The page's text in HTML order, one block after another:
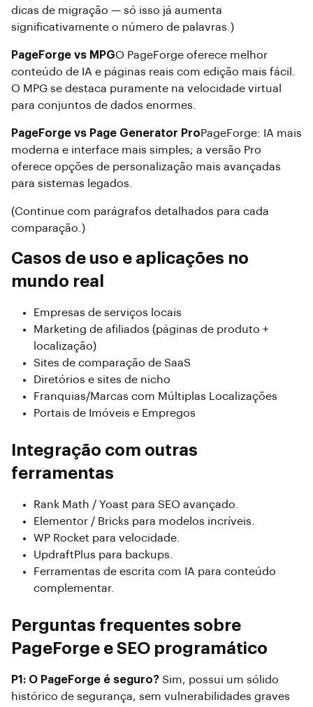
dicas de migração — só isso já aumenta
significativamente o número de palavras.)
PageForge vs MPGO PageForge oferece melhor
conteúdo de IA e páginas reais com edição mais fácil.
O MPG se destaca puramente na velocidade virtual
para conjuntos de dados enormes.
PageForge vs Page Generator ProPageForge: IA mais
moderna e interface mais simples; a versão Pro
oferece opções de personalização mais avançadas
para sistemas legados.
(Continue com parágrafos detalhados para cada
comparação.)
Casos de uso e aplicações no
mundo real
Empresas de serviços locais
Marketing de afiliados (páginas de produto +
localização)
Sites de comparação de SaaS
Diretórios e sites de nicho
Franquias/Marcas com Múltiplas Localizações
Portais de Imóveis e Empregos
Integração com outras
ferramentas
Rank Math / Yoast para SEO avançado.
Elementor / Bricks para modelos incríveis.
WP Rocket para velocidade.
UpdraftPlus para backups.
Ferramentas de escrita com IA para conteúdo
complementar.
Perguntas frequentes sobre
PageForge e SEO programático
P1: O PageForge é seguro? Sim, possui um sólido
histórico de segurança, sem vulnerabilidades graves